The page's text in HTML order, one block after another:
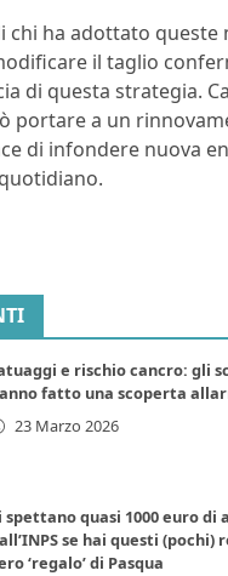
chi ha adottato queste
il taglio
di questa strategia.
portare a un
di infondere nuova
e rischio cancro: gli
fatto una scoperta
23 Marzo 2026
spettano quasi 1000 euro
se hai questi (pochi)
‘regalo’ di Pasqua